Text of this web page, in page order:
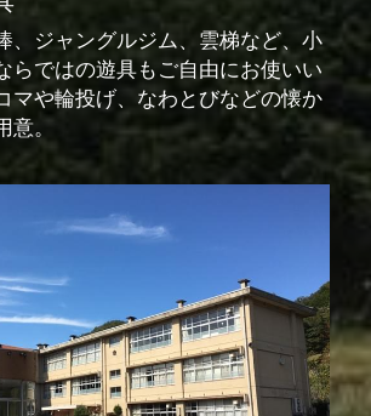
、ジャングルジム、雲梯など、小
らではの遊具もご自由にお使いい
マや輪投げ、なわとびなどの懐か
意。